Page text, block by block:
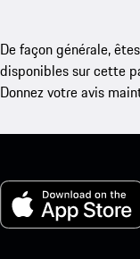
De façon générale,
disponibles sur cette
Donnez votre avis